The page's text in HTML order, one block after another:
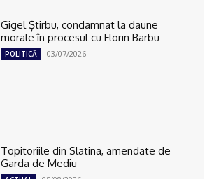
Gigel Știrbu, condamnat la daune
morale în procesul cu Florin Barbu
POLITICĂ 03/07/2026
Topitoriile din Slatina, amendate de
Garda de Mediu